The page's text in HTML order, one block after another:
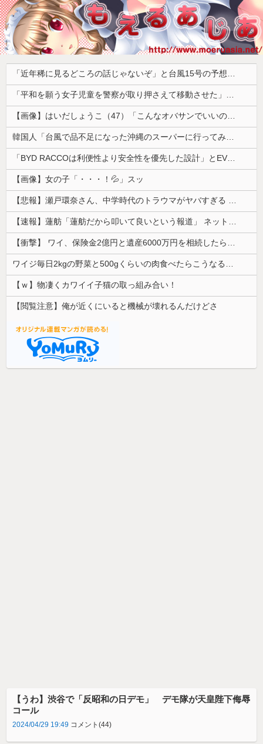
「近年稀に見るどころの話じゃないぞ」と台風15号の予想進路に困惑する人が多数、偏西風が全く通用していないんだけど……
「平和を願う女子児童を警察が取り押さえて移動させた」と市民団体が告発、「児童……どこ？」とガチで困惑する人が続出
【画像】はいだしょうこ（47）「こんなオバサンでいいの…？」
韓国人「台風で品不足になった沖縄のスーパーに行ってみたら、なぜか辛ラーメンだけ売れ残っていたんです…」
「BYD RACCOは利便性より安全性を優先した設計」とEV推進派がスカスカ構造を絶賛、これがRACCOの一番の特徴よな
【画像】女の子「・・・！💦」スッ
【悲報】瀬戸環奈さん、中学時代のトラウマがヤバすぎる 【Pickup08083041】
【速報】蓮舫「蓮舫だから叩いて良いという報道」 ネット「高市だから叩いて良いをやってるのがお前だろ」
【衝撃】 ワイ、保険金2億円と遺産6000万円を相続したら「こう」なった・・・
ワイジ毎日2kgの野菜と500gくらいの肉食べたらこうなるｗｗｗ
【ｗ】物凄くカワイイ子猫の取っ組み合い！
【閲覧注意】俺が近くにいると機械が壊れるんだけどさ
【うわ】渋谷で「反昭和の日デモ」 デモ隊が天皇陛下侮辱
コール
2024/04/29 19:49 コメント(44)